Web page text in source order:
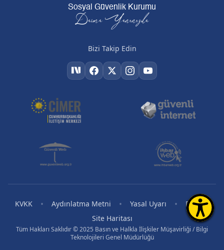
Sosyal Güvenlik Kurumu
Daima Yanınızda
Bizi Takip Edin
KVKK • Aydınlatma Metni • Yasal Uyarı • RSS •
Site Haritası
Tüm Hakları Saklıdır © 2025 Basın ve Halkla İlişkiler Müşavirliği / Bilgi
Teknolojileri Genel Müdürlüğü